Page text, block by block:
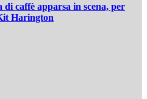
caffè apparsa in scena, per
Harington